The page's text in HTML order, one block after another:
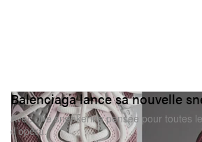
Balenciaga lance sa nouvelle
Avec une sneakerina pensée pour toutes
d’opéra.